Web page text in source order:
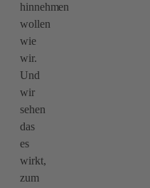
hinnehmen
wollen
wie
wir.
Und
wir
sehen
das
es
wirkt,
zum